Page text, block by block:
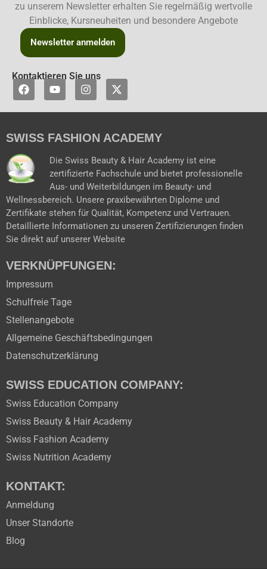
zu unserem Newsletter erhalten Sie regelmäßig wertvolle
Einblicke, Kursneuheiten und besondere Angebote
Newsletter anmelden
Kontaktieren Sie uns
F
a
e
o
k
Y
o
t
b
I
n
t
g
a
m
X
-
w
t
e
r
SWISS FASHION ACADEMY
Die Swiss Beauty & Hair Academy ist eine
zertifizierte Fachschule und bietet professionelle
Aus- und Weiterbildungen im Beauty- und
Wellnessbereich. Unsere praxibewährten Diplome und
Zertifikate stehen für Qualität, Kompetenz und Vertrauen.
Detaillierte Informationen zu unseren Zertifizierungen finden
Sie direkt auf unserer Website
VERKNÜPFUNGEN:
Impressum
Schulfreie Tage
Stellenangebote
Allgemeine Geschäftsbedingungen
Datenschutzerklärung
SWISS EDUCATION COMPANY:
Swiss Education Company
Swiss Beauty & Hair Academy
Swiss Fashion Academy
Swiss Nutrition Academy
KONTAKT:
Anmeldung
Unser Standorte
Blog